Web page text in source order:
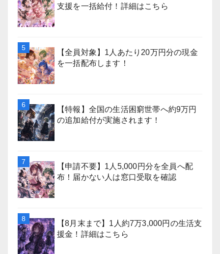
支援を一括給付！詳細はこちら
【全員対象】1人あたり20万円分の現金
を一括配布します！
【特報】全国の生活困窮世帯へ約9万円
の追加給付が実施されます！
【申請不要】1人5,000円分を全員へ配
布！届かない人は窓口受取を確認
【8月末まで】1人約7万3,000円の生活支
援金！詳細はこちら